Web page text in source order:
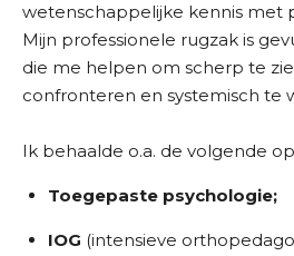
wetenschappelijke kennis met
Mijn professionele rugzak is
die me helpen om scherp te
confronteren en systemisch te
Ik behaalde o.a. de volgende
Toegepaste psychologie;
IOG (intensieve